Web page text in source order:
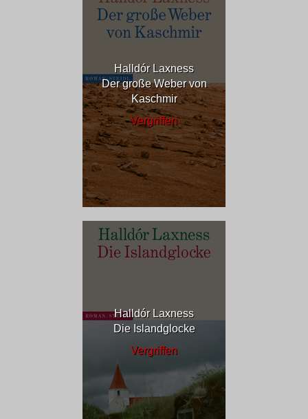
Halldór Laxness
Der große Weber von
Kaschmir
Vergriffen
Halldór Laxness
Die Islandglocke
Vergriffen